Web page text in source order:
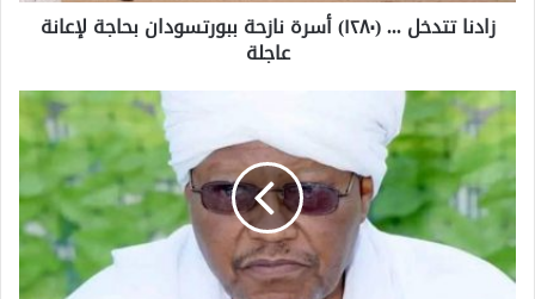
زادنا تتدخل ... (١٢٨٠) أسرة نازحة ببورتسودان بحاجة لإعانة
عاجلة